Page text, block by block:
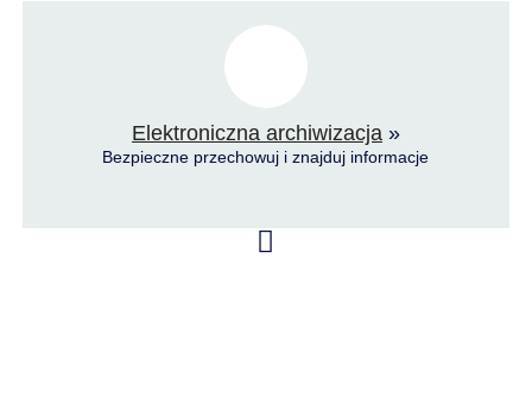
Elektroniczna archiwizacja »
Bezpieczne przechowuj i znajduj informacje